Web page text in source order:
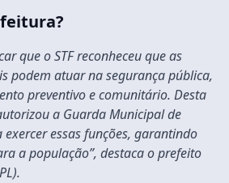
que o STF reconheceu que as
podem atuar na segurança pública,
preventivo e comunitário. Desta
a Guarda Municipal de
essas funções, garantindo
a população”, destaca o prefeito